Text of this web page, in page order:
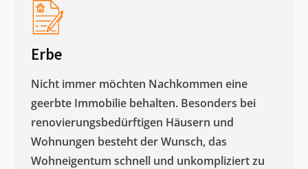
Erbe
Nicht immer möchten Nachkommen eine
geerbte Immobilie behalten. Besonders bei
renovierungsbedürftigen Häusern und
Wohnungen besteht der Wunsch, das
Wohneigentum schnell und unkompliziert zu